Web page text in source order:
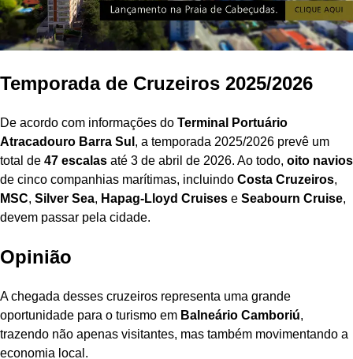
Temporada de Cruzeiros 2025/2026
De acordo com informações do Terminal Portuário
Atracadouro Barra Sul , a temporada 2025/2026 prevê um
total de 47 escalas até 3 de abril de 2026. Ao todo, oito navios
de cinco companhias marítimas, incluindo Costa Cruzeiros,
MSC, Silver Sea, Hapag-Lloyd Cruises e Seabourn Cruise,
devem passar pela cidade.
Opinião
A chegada desses cruzeiros representa uma grande
oportunidade para o turismo em Balneário Camboriú,
trazendo não apenas visitantes, mas também movimentando a
economia local.